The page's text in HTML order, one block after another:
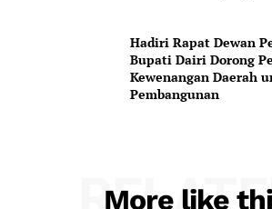
Hadiri Rapat Dewan
Bupati Dairi Dorong
Kewenangan Daerah
Pembangunan
More like